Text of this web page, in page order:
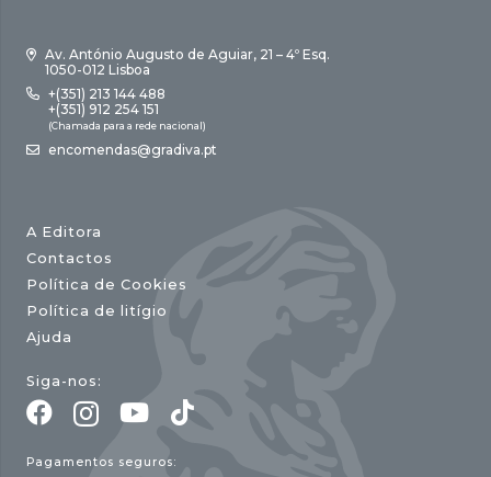
Av. António Augusto de Aguiar, 21 – 4º Esq.
1050-012 Lisboa
+(351) 213 144 488
+(351) 912 254 151
(Chamada para a rede nacional)
encomendas@gradiva.pt
A Editora
Contactos
Política de Cookies
Política de litígio
Ajuda
Siga-nos:
Pagamentos seguros: